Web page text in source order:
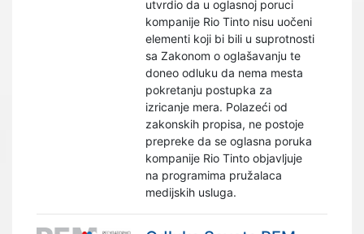
utvrdio da u oglasnoj poruci
kompanije Rio Tinto nisu uočeni
elementi koji bi bili u suprotnosti
sa Zakonom o oglašavanju te
doneo odluku da nema mesta
pokretanju postupka za
izricanje mera. Polazeći od
zakonskih propisa, ne postoje
prepreke da se oglasna poruka
kompanije Rio Tinto objavljuje
na programima pružalaca
medijskih usluga.